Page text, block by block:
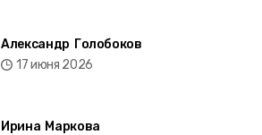
Александр Голобоков
17 июня 2026
Ирина Маркова